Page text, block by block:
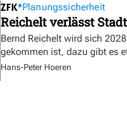
Planungssicherheit
Reichelt verlässt
Bernd Reichelt wird sich
gekommen ist, dazu gibt es
Hans-Peter Hoeren